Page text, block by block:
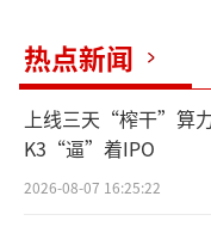
曲线’，但新产
应的渠道推广能
较为平淡。
频频发力布局
热点新闻
上线三天“榨干”算
K3“逼”着IPO
2026-08-07 16:25:22